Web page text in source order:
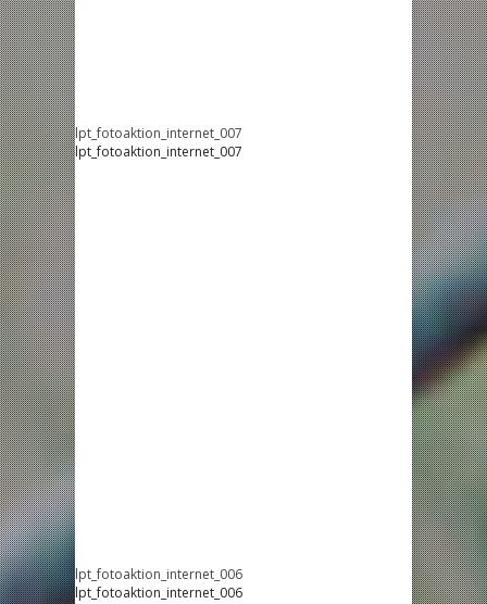
lpt_fotoaktion_internet_007
lpt_fotoaktion_internet_007
lpt_fotoaktion_internet_006
lpt_fotoaktion_internet_006